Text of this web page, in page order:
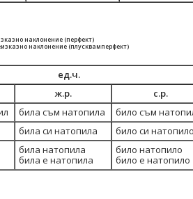
наклонение (перфект)
наклонение (плусквамперфект)
ед.ч.
ж.р.
с.р.
била съм натопила
било съм
била си натопила
било си
била натопила
била е натопила
било натопило
било е натопило